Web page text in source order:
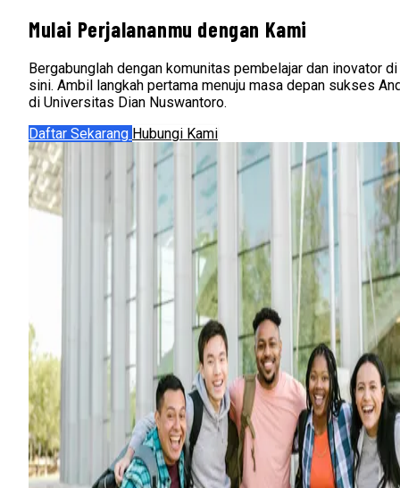
Mulai Perjalananmu dengan Kami
Bergabunglah dengan komunitas pembelajar dan inovator di
sini. Ambil langkah pertama menuju masa depan sukses
di Universitas Dian Nuswantoro.
Daftar Sekarang Hubungi Kami